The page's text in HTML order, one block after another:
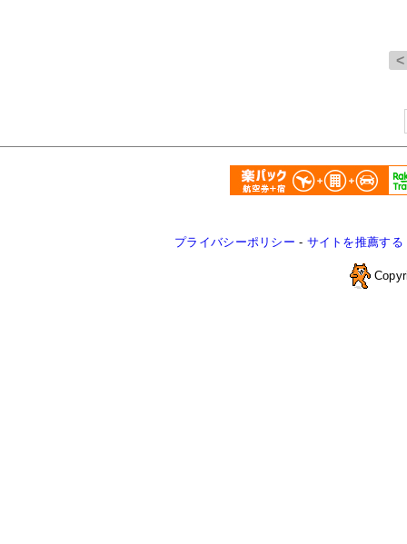
プライバシーポリシー - サイトを推薦する